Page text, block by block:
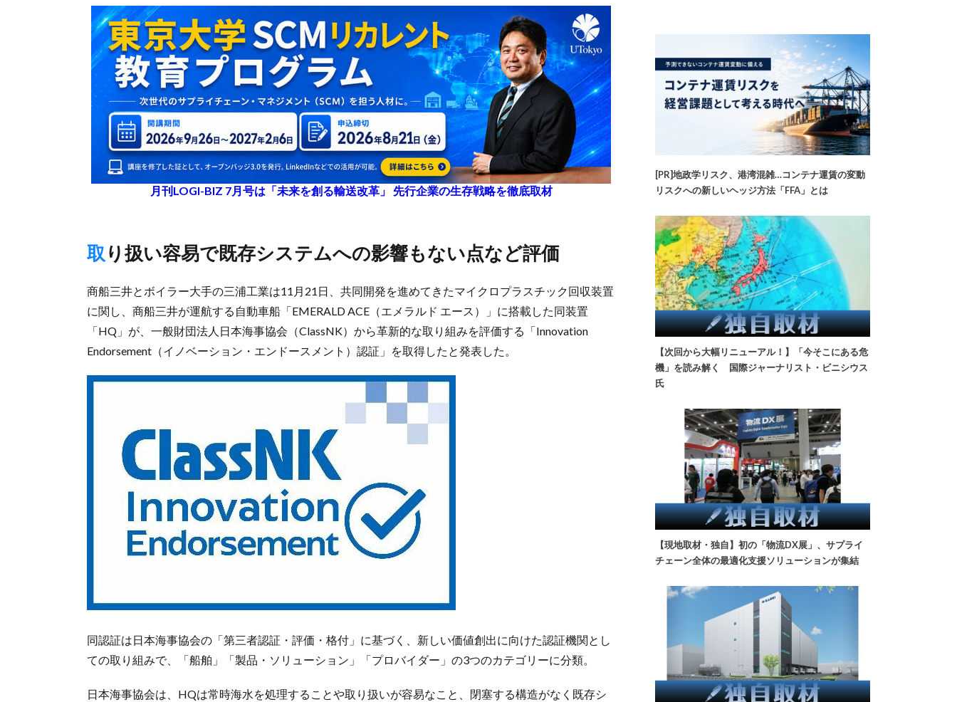
月刊LOGI-BIZ 7月号は「未来を創る輸送改革」 先行企業の生存戦略を徹底取材
取り扱い容易で既存システムへの影響もない点など評価
商船三井とボイラー大手の三浦工業は11月21日、共同開発を進めてきたマイクロプラスチック回収装置
に関し、商船三井が運航する自動車船「EMERALD ACE（エメラルド エース）」に搭載した同装置
「HQ」が、一般財団法人日本海事協会（ClassNK）から革新的な取り組みを評価する「Innovation
Endorsement（イノベーション・エンドースメント）認証」を取得したと発表した。
同認証は日本海事協会の「第三者認証・評価・格付」に基づく、新しい価値創出に向けた認証機関とし
ての取り組みで、「船舶」「製品・ソリューション」「プロバイダー」の3つのカテゴリーに分類。
日本海事協会は、HQは常時海水を処理することや取り扱いが容易なこと、閉塞する構造がなく既存シ
[PR]地政学リスク、港湾混雑…コンテナ運賃の変動
リスクへの新しいヘッジ方法「FFA」とは
【次回から大幅リニューアル！】「今そこにある危
機」を読み解く 国際ジャーナリスト・ビニシウス
氏
【現地取材・独自】初の「物流DX展」、サプライ
チェーン全体の最適化支援ソリューションが集結